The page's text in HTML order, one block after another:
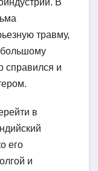
травму,
большому
справился и
в
его
и